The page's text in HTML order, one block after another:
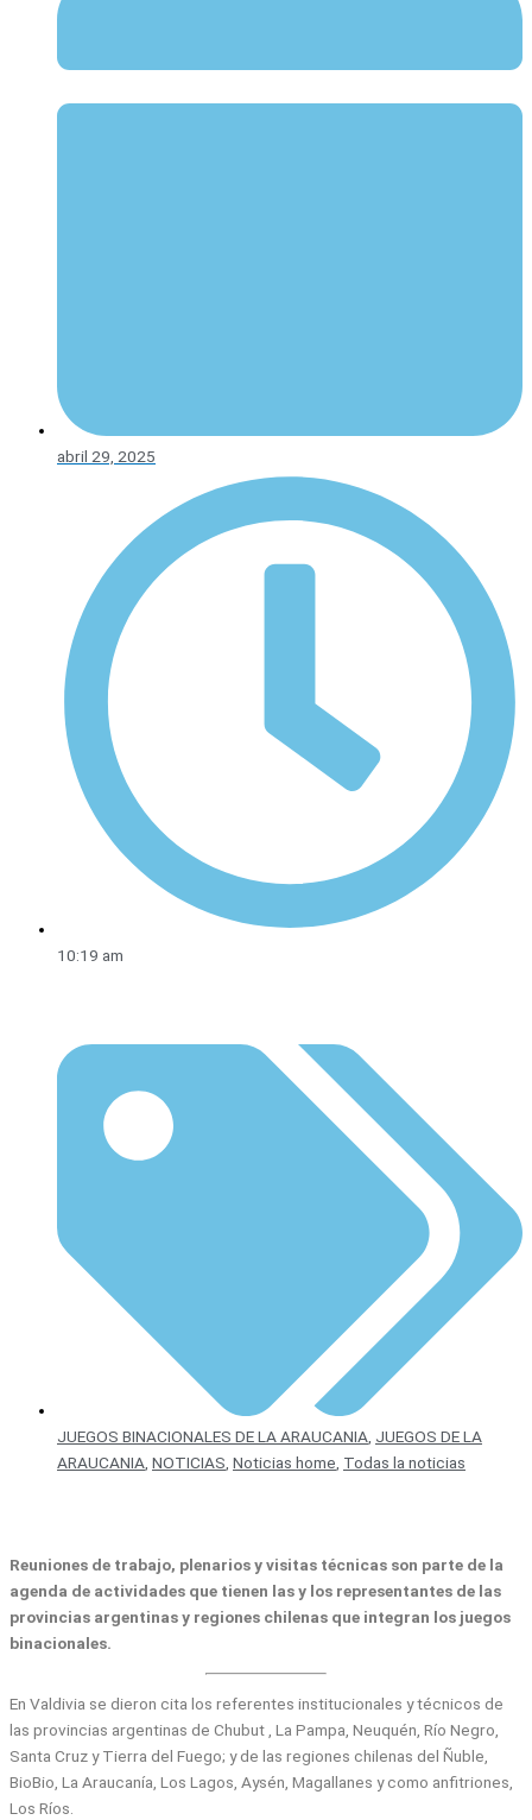
abril 29, 2025
10:19 am
JUEGOS BINACIONALES DE LA ARAUCANIA, JUEGOS DE LA
ARAUCANIA, NOTICIAS, Noticias home, Todas la noticias
Reuniones de trabajo, plenarios y visitas técnicas son parte de la
agenda de actividades que tienen las y los representantes de las
provincias argentinas y regiones chilenas que integran los juegos
binacionales.
En Valdivia se dieron cita los referentes institucionales y técnicos de
las provincias argentinas de Chubut , La Pampa, Neuquén, Río Negro,
Santa Cruz y Tierra del Fuego; y de las regiones chilenas del Ñuble,
BioBio, La Araucanía, Los Lagos, Aysén, Magallanes y como anfitriones,
Los Ríos.